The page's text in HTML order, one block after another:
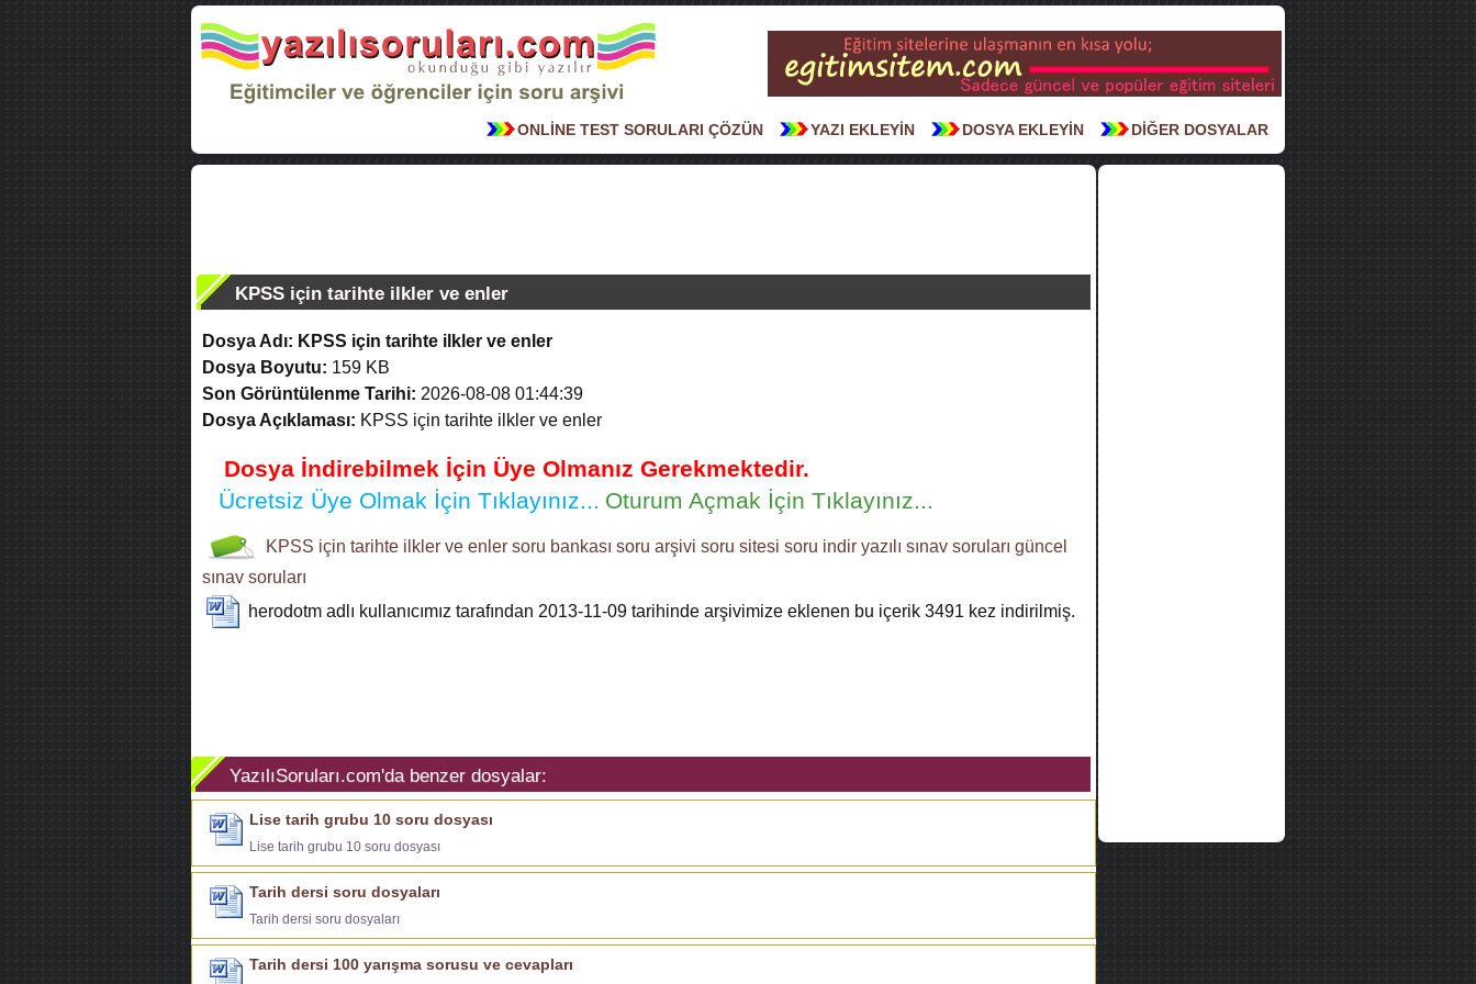
DİĞER DOSYALAR
DOSYA EKLEYİN
YAZI EKLEYİN
ONLİNE TEST SORULARI ÇÖZÜN
KPSS için tarihte ilkler ve enler
Dosya Adı: KPSS için tarihte ilkler ve enler
Dosya Boyutu: 159 KB
Son Görüntülenme Tarihi: 2026-08-08 01:44:39
Dosya Açıklaması: KPSS için tarihte ilkler ve enler
Dosya İndirebilmek İçin Üye Olmanız Gerekmektedir.
Ücretsiz Üye Olmak İçin Tıklayınız... Oturum Açmak İçin Tıklayınız...
KPSS için tarihte ilkler ve enler soru bankası soru arşivi soru sitesi soru indir yazılı sınav soruları güncel
sınav soruları
herodotm adlı kullanıcımız tarafından 2013-11-09 tarihinde arşivimize eklenen bu içerik 3491 kez indirilmiş.
YazılıSoruları.com'da benzer dosyalar:
Lise tarih grubu 10 soru dosyası
Lise tarih grubu 10 soru dosyası
Tarih dersi soru dosyaları
Tarih dersi soru dosyaları
Tarih dersi 100 yarışma sorusu ve cevapları